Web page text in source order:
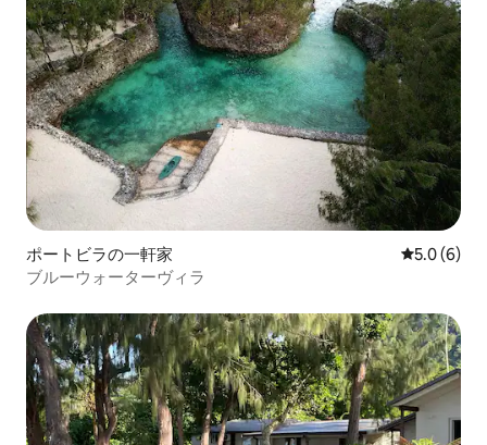
ポートビラの一軒家 レビュー6
5.0 (6)
ブルーウォーターヴィラ